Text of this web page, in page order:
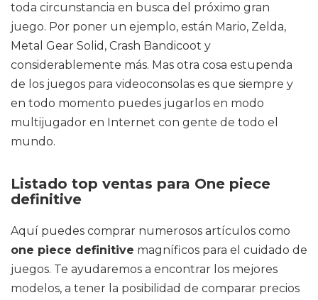
toda circunstancia en busca del próximo gran
juego. Por poner un ejemplo, están Mario, Zelda,
Metal Gear Solid, Crash Bandicoot y
considerablemente más. Mas otra cosa estupenda
de los juegos para videoconsolas es que siempre y
en todo momento puedes jugarlos en modo
multijugador en Internet con gente de todo el
mundo.
Listado top ventas para One piece
definitive
Aquí puedes comprar numerosos artículos como
one piece definitive magníficos para el cuidado de
juegos. Te ayudaremos a encontrar los mejores
modelos, a tener la posibilidad de comparar precios